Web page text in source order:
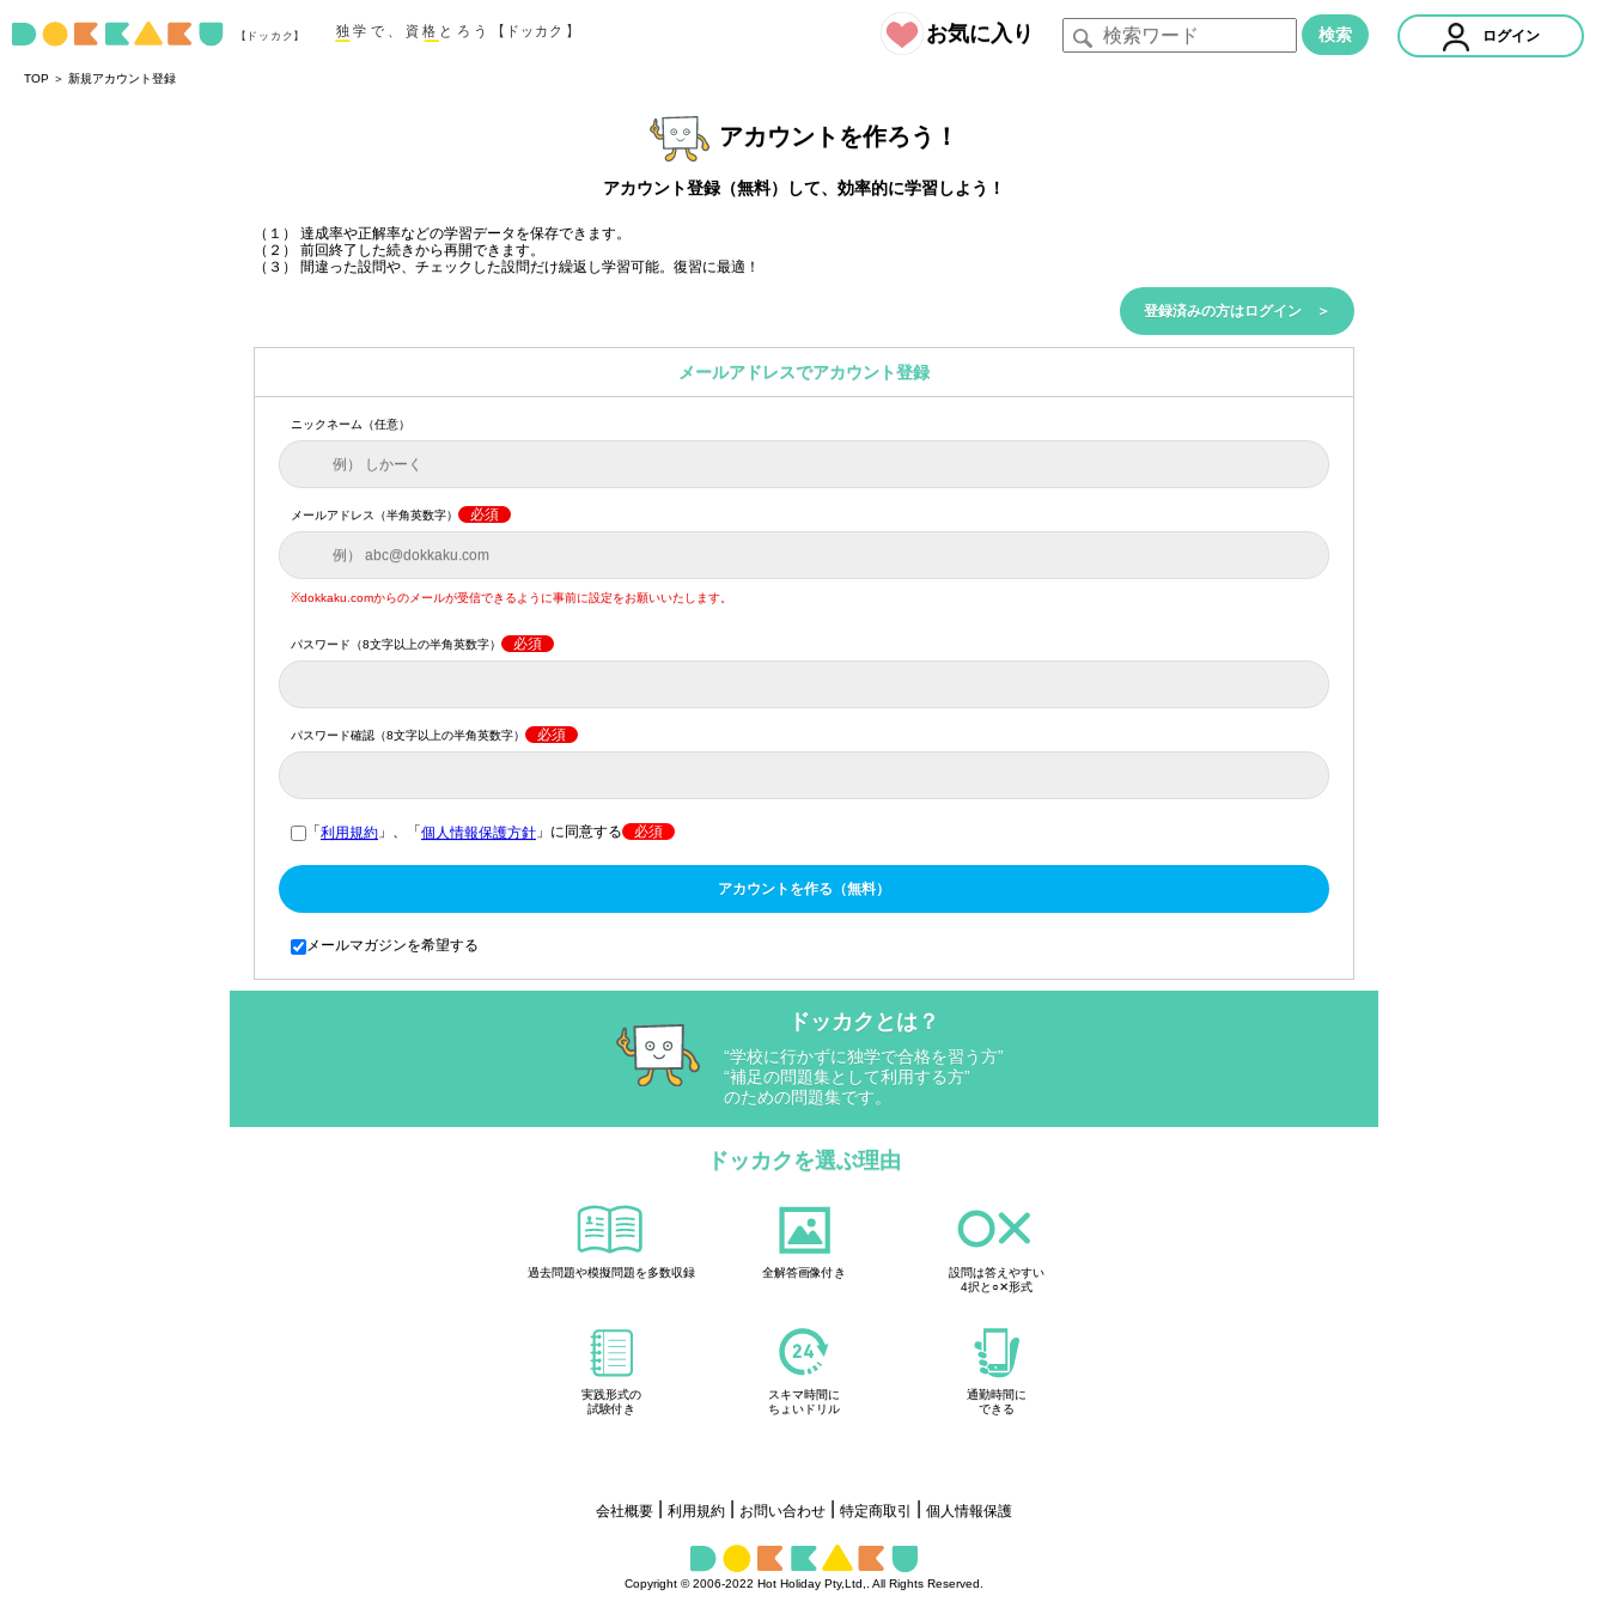
お気に入り 検索 ログイン
TOP ＞ 新規アカウント登録
アカウントを作ろう！
アカウント登録（無料）して、効率的に学習しよう！
（１） 達成率や正解率などの学習データを保存できます。
（２） 前回終了した続きから再開できます。
（３） 間違った設問や、チェックした設問だけ繰返し学習可能。復習に最適！
登録済みの方はログイン ＞
メールアドレスでアカウント登録
ニックネーム（任意）
メールアドレス（半角英数字） 必須
※dokkaku.comからのメールが受信できるように事前に設定をお願いいたします。
パスワード（8文字以上の半角英数字） 必須
パスワード確認（8文字以上の半角英数字） 必須
「 利用規約 」、「 個人情報保護方針 」に同意する 必須
アカウントを作る（無料）
メールマガジンを希望する
ドッカクとは？
“学校に行かずに独学で合格を習う方”
“補足の問題集として利用する方”
のための問題集です。
ドッカクを選ぶ理由
過去問題や模擬問題を多数収録 全解答画像付き
設問は答えやすい
4択と○✕形式
実践形式の
試験付き
スキマ時間に
ちょいドリル
通勤時間に
できる
会社概要 利用規約 お問い合わせ 特定商取引 個人情報保護
Copyright © 2006-2022 Hot Holiday Pty,Ltd,. All Rights Reserved.